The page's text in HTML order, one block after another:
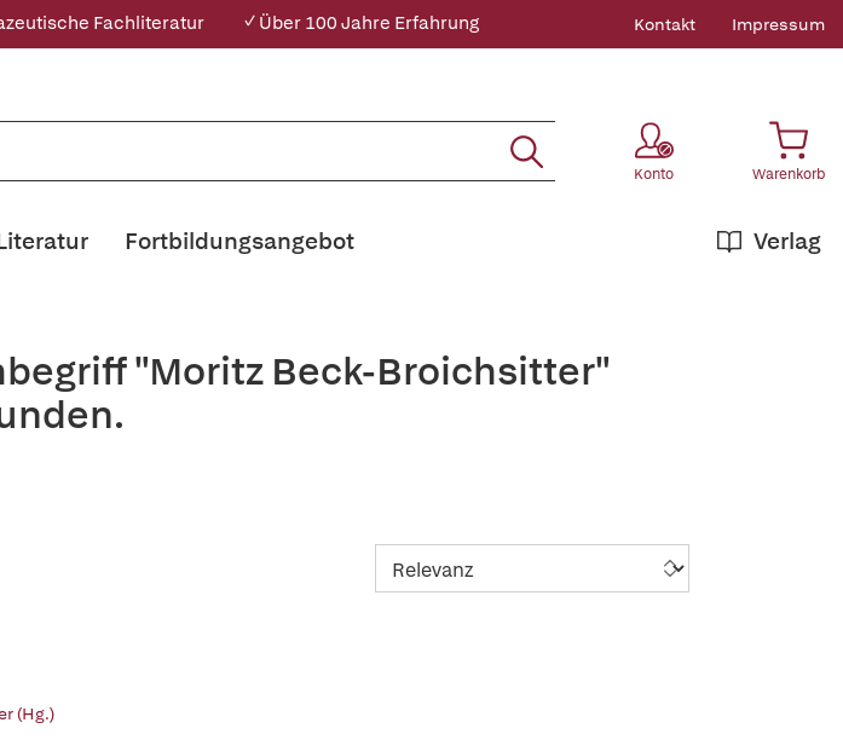
Fachliteratur ✓ Über 100 Jahre Erfahrung Kontakt Impressum
Konto Warenkorb
Verlag
Fortbildungsangebot
"Moritz Beck-Broichsitter"
(Hg.)